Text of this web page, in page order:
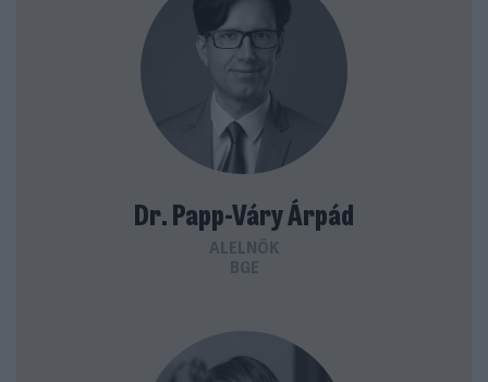
Dr. Papp-Váry Árpád
ALELNÖK
BGE